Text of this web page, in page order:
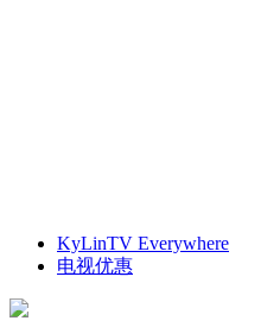
KyLinTV Everywhere
电视优惠